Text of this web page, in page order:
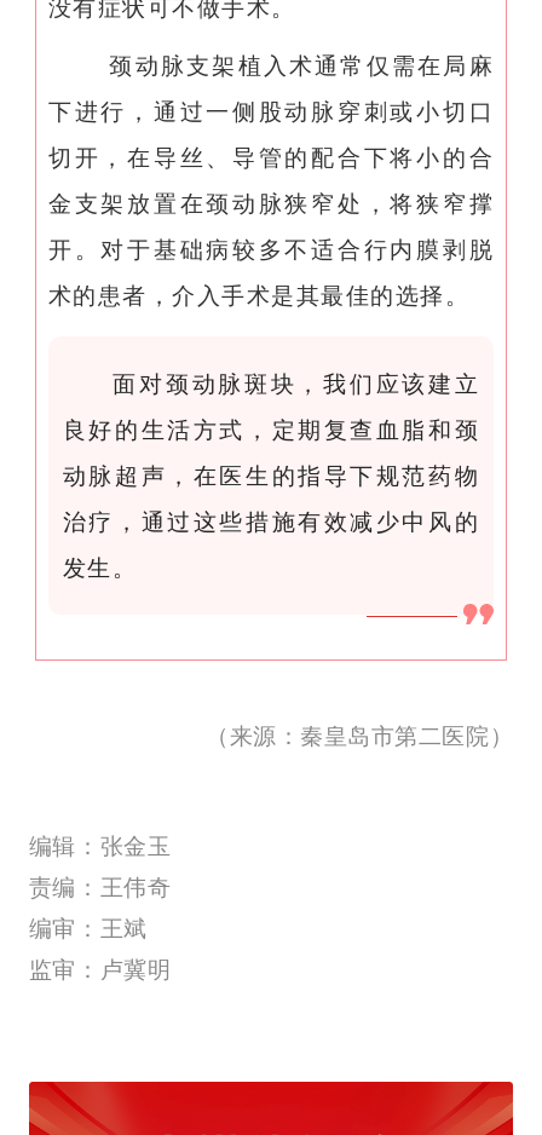
没有症状可不做手术。
颈动脉支架植入术通常仅需在局麻
下进行，通过一侧股动脉穿刺或小切口
切开，在导丝、导管的配合下将小的合
金支架放置在颈动脉狭窄处，将狭窄撑
开。对于基础病较多不适合行内膜剥脱
术的患者，介入手术是其最佳的选择。
面对颈动脉斑块，我们应该建立
良好的生活方式，定期复查血脂和颈
动脉超声，在医生的指导下规范药物
治疗，通过这些措施有效减少中风的
发生。
（来源：秦皇岛市第二医院）
编辑：张金玉
责编：王伟奇
编审：王斌
监审：卢冀明